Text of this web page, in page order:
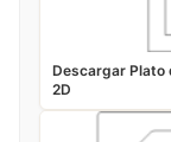
Descargar Plato
2D